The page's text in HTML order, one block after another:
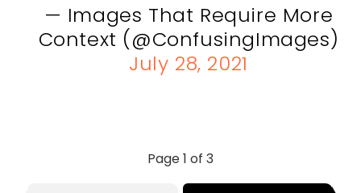
— Images That Require More
Context (@ConfusingImages)
July 28, 2021
Page 1 of 3